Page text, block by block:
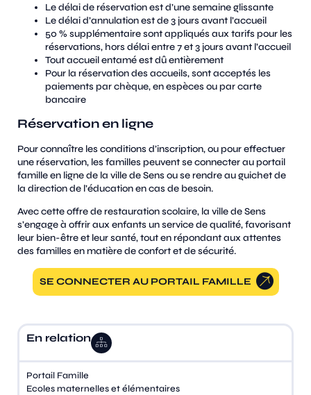
En relation
Portail Famille
Ecoles maternelles et élémentaires
Le délai de réservation est d’une semaine glissante
Le délai d’annulation est de 3 jours avant l’accueil
50 % supplémentaire sont appliqués aux tarifs pour les
réservations, hors délai entre 7 et 3 jours avant l’accueil
Tout accueil entamé est dû entièrement
Pour la réservation des accueils, sont acceptés les
paiements par chèque, en espèces ou par carte
bancaire
Réservation en ligne
Pour connaître les conditions d’inscription, ou pour effectuer
une réservation, les familles peuvent se connecter au portail
famille en ligne de la ville de Sens ou se rendre au guichet de
la direction de l’éducation en cas de besoin.
Avec cette offre de restauration scolaire, la ville de Sens
s’engage à offrir aux enfants un service de qualité, favorisant
leur bien-être et leur santé, tout en répondant aux attentes
des familles en matière de confort et de sécurité.
SE CONNECTER AU PORTAIL FAMILLE